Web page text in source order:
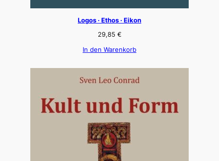
Logos · Ethos · Eikon
29,85 €
In den Warenkorb